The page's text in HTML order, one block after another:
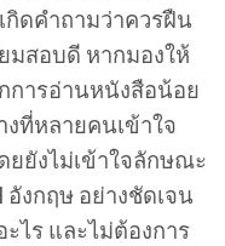
ดคำถามว่าควรฝืน
มสอบดี หากมองให้
การอ่านหนังสือน้อย
ที่หลายคนเข้าใจ
ยยังไม่เข้าใจลักษณะ
งกฤษ อย่างชัดเจน
ไร และไม่ต้องการ